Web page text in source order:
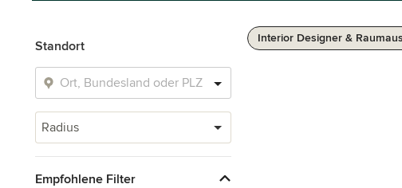
Standort
Radius
Empfohlene Filter
Interior Designer &